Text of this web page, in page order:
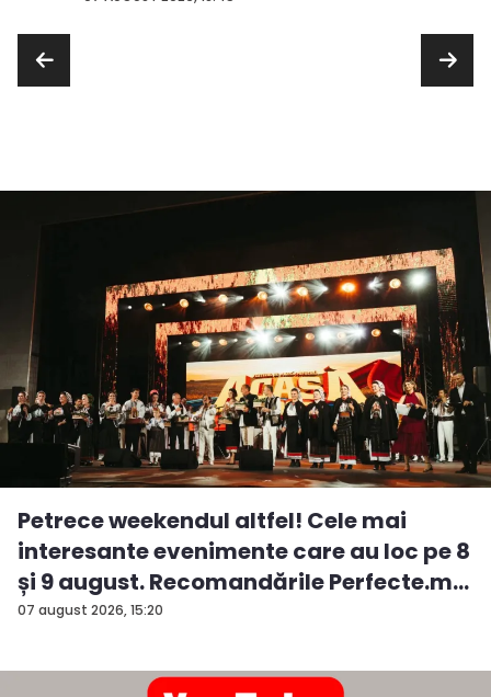
07 august 2026, 15:20
Petrece weekendul altfel! Cele mai
interesante evenimente care au loc pe 8
și 9 august. Recomandările Perfecte.m...